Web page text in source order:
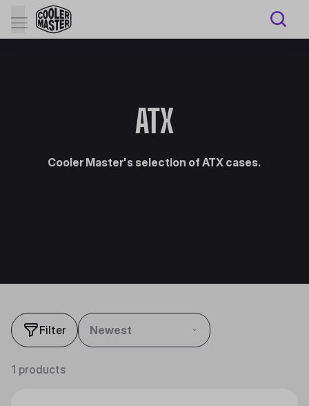
ATX
Cooler Master's selection of ATX cases.
Filter Newest
1 products